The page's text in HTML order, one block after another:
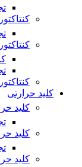
کلید حرارتی
کلید
کلید
کلید